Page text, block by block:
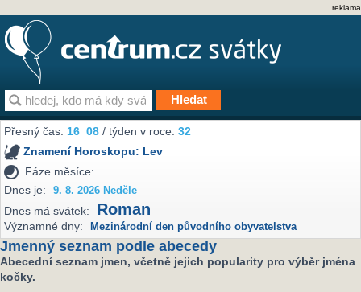
reklama
Přesný čas:16 08 / týden v roce:32
Znamení Horoskopu: Lev
Fáze měsíce:
Dnes je:
9. 8. 2026 Neděle
Dnes má svátek: Roman
Významné dny: Mezinárodní den původního obyvatelstva
Jmenný seznam podle abecedy
Abecední seznam jmen, včetně jejich popularity pro výběr jména
kočky.